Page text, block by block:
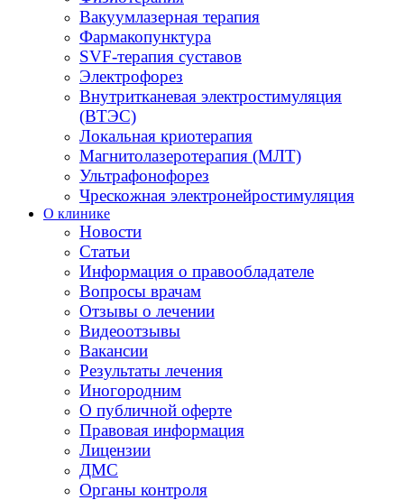
Вакуумлазерная терапия
Фармакопунктура
SVF-терапия суставов
Электрофорез
Внутритканевая электростимуляция
(ВТЭС)
Локальная криотерапия
Магнитолазеротерапия (МЛТ)
Ультрафонофорез
Чрескожная электронейростимуляция
О клинике
Новости
Статьи
Информация о правообладателе
Вопросы врачам
Отзывы о лечении
Видеоотзывы
Вакансии
Результаты лечения
Иногородним
О публичной оферте
Правовая информация
Лицензии
ДМС
Органы контроля